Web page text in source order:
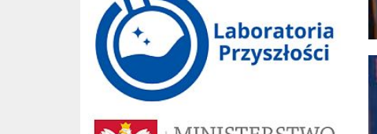
Ministerstwo Edukacji Narodowej